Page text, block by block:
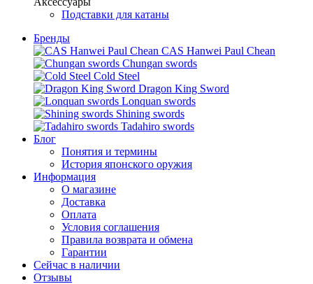
Подставки для катаны
Бренды
CAS Hanwei Paul Chean
Chungan swords
Cold Steel
Dragon King Sword
Lonquan swords
Shining swords
Tadahiro swords
Блог
Понятия и термины
История японского оружия
Информация
О магазине
Доставка
Оплата
Условия соглашения
Правила возврата и обмена
Гарантии
Сейчас в наличии
Отзывы